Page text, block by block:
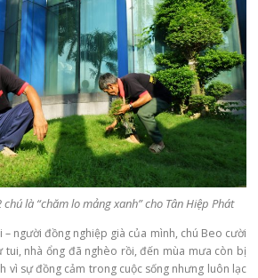
là “chăm lo mảng xanh” cho Tân Hiệp Phát
– người đồng nghiệp già của mình, chú Beo cười
tui, nhà ổng đã nghèo rồi, đến mùa mưa còn bị
vì sự đồng cảm trong cuộc sống nhưng luôn lạc